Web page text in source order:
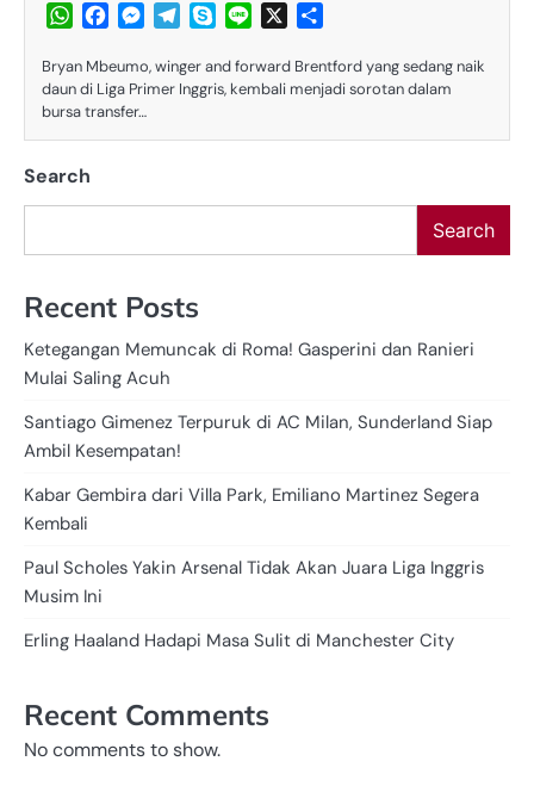
WhatsApp
FacebookMessenger
TelegramSkypeLine
Bryan Mbeumo, winger and forward Brentford yang sedang naik
daun di Liga Primer Inggris, kembali menjadi sorotan dalam
bursa transfer…
Search
Search
Recent Posts
Ketegangan Memuncak di Roma! Gasperini dan Ranieri
Mulai Saling Acuh
Santiago Gimenez Terpuruk di AC Milan, Sunderland Siap
Ambil Kesempatan!
Kabar Gembira dari Villa Park, Emiliano Martinez Segera
Kembali
Paul Scholes Yakin Arsenal Tidak Akan Juara Liga Inggris
Musim Ini
Erling Haaland Hadapi Masa Sulit di Manchester City
Recent Comments
No comments to show.